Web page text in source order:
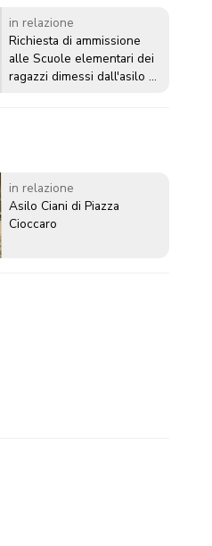
asilo per l'infanzia (Asilo
Ciani in Piazza Cioccaro)
in relazione
Richiesta di ammissione
alle Scuole elementari dei
ragazzi dimessi dall'asilo di
in relazione
Asilo Ciani di Piazza
Cioccaro